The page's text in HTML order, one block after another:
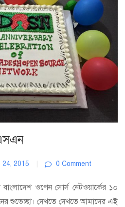
24, 2015 0 Comment
ওপেন সোর্স নেটওয়ার্কের ১০
শুভেচ্ছা। দেখতে দেখতে আমাদের এই